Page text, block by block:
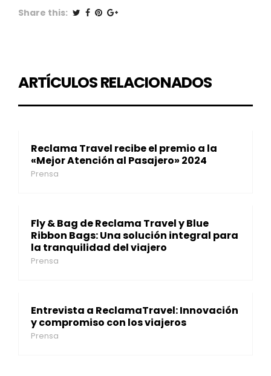
Share this:
ARTÍCULOS RELACIONADOS
Reclama Travel recibe el premio a la
«Mejor Atención al Pasajero» 2024
Prensa
Fly & Bag de Reclama Travel y Blue
Ribbon Bags: Una solución integral para
la tranquilidad del viajero
Prensa
Entrevista a ReclamaTravel: Innovación
y compromiso con los viajeros
Prensa